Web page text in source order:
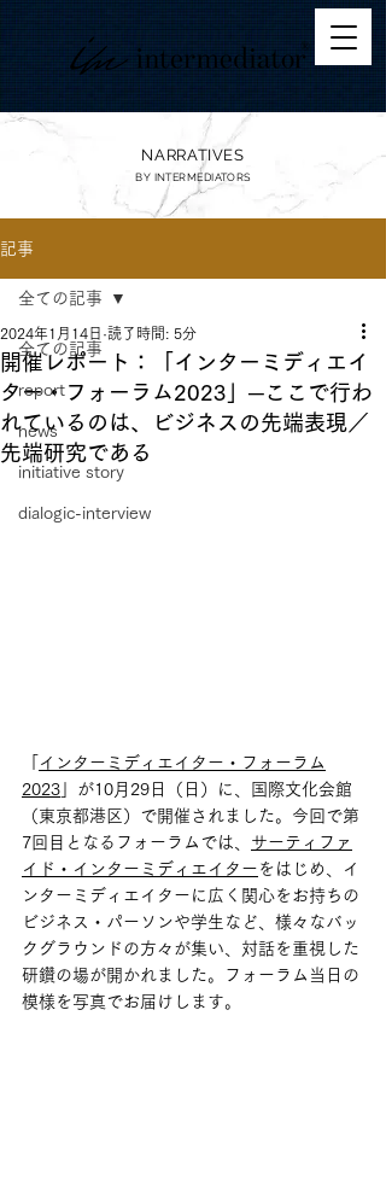
NARRATIVES
BY INTERMEDIATORS
記事
全ての記事
report
news
initiative story
dialogic-interview
全ての記事
開催レポート：「インターミディエイ
ター・フォーラム2023」─ここで行わ
れているのは、ビジネスの先端表現／
先端研究である
2024年1月14日 読了時間: 5分
インターミディエイター・フォーラム
2023 」が10月29日（日）に、国際文化会館
（東京都港区）で開催されました。今回で第
7回目となるフォーラムでは、 サーティファ
イド・インターミディエイター をはじめ、イ
ンターミディエイターに広く関心をお持ちの
ビジネス・パーソンや学生など、様々なバッ
クグラウンドの方々が集い、対話を重視した
研鑽の場が開かれました。フォーラム当日の
模様を写真でお届けします。